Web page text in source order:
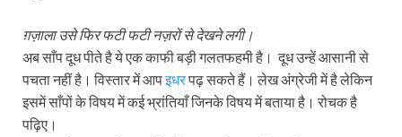
ग़ज़ाला उसे फिर फटी फटी नज़रों से देखने लगी।
अब साँप दूध पीते है ये एक काफी बड़ी गलतफहमी है। दूध उन्हें आसानी से
पचता नहीं है। विस्तार में आपइधरपढ़ सकते हैं। लेख अंग्रेजी में है लेकिन
इसमें साँपों के विषय में कई भ्रांतियाँ जिनके विषय में बताया है। रोचक है
पढ़िए।